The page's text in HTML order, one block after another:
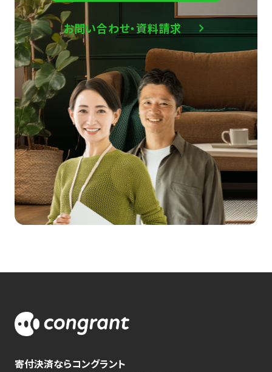
お問い合わせ・資料請求
寄付決済ならコングラント